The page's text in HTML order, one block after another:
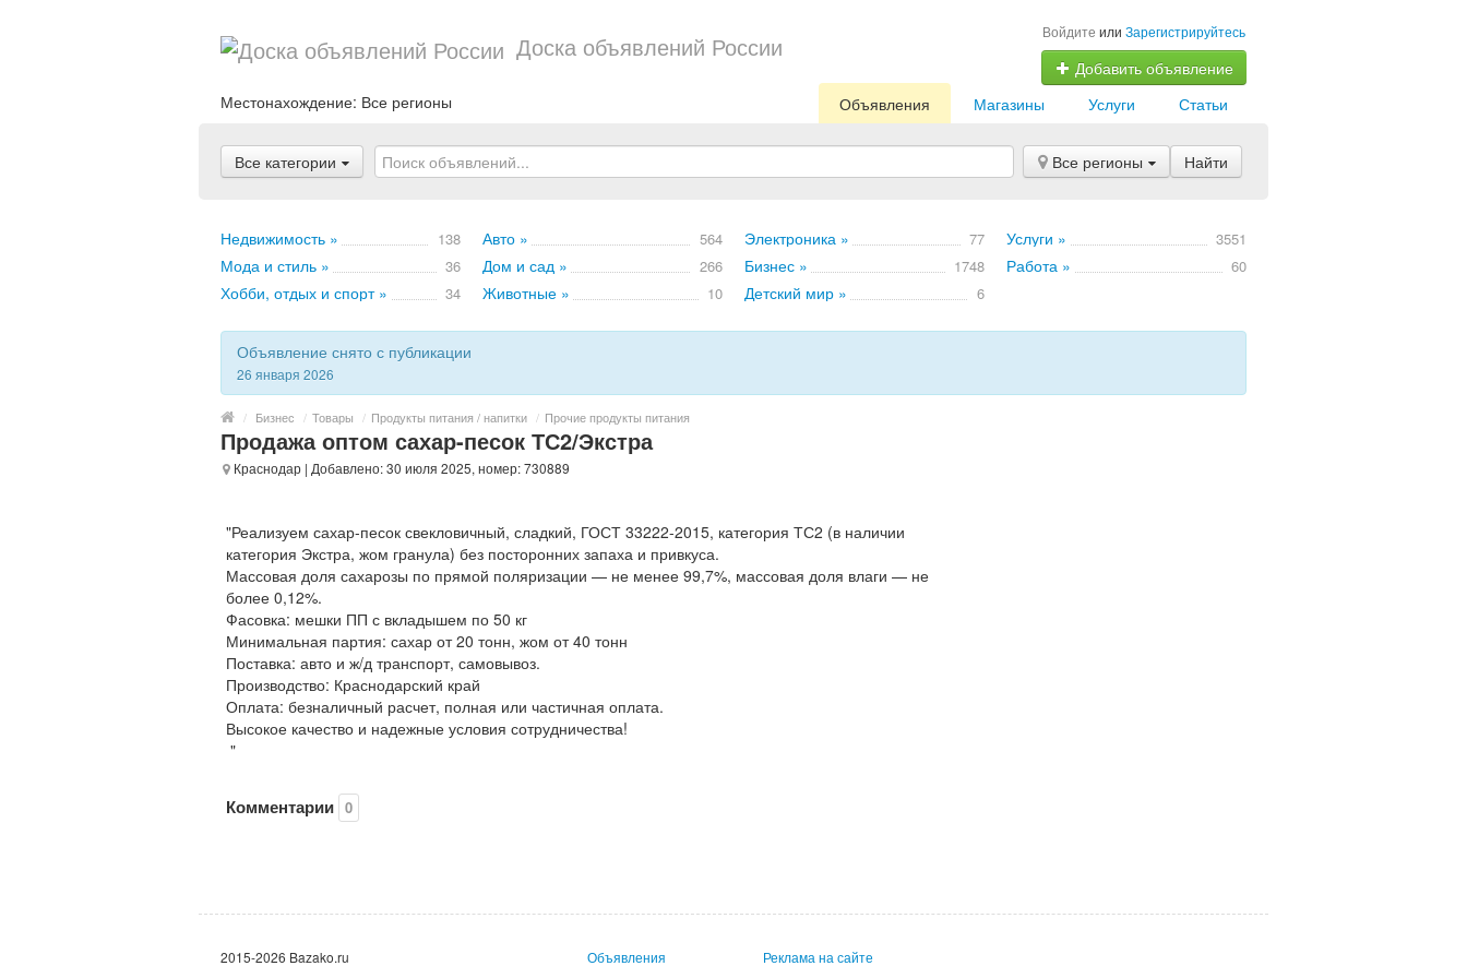
Доска объявлений России Войдите или Зарегистрируйтесь
Добавить объявление
Местонахождение: Все регионы Статьи
Услуги
Магазины
Объявления
Все категории Все регионы Найти
Недвижимость » 138 Авто » 564 Электроника » 77 Услуги » 3551
Мода и стиль » 36 Дом и сад » 266 Бизнес » 1748 Работа » 60
Хобби, отдых и спорт » 34 Животные » 10 Детский мир » 6
Объявление снято с публикации
26 января 2026
/ Бизнес / Товары / Продукты питания / напитки / Прочие продукты питания
Продажа оптом сахар-песок ТС2/Экстра
Краснодар | Добавлено: 30 июля 2025, номер: 730889
"Реализуем сахар-песок свекловичный, сладкий, ГОСТ 33222-2015, категория ТС2 (в наличии
категория Экстра, жом гранула) без посторонних запаха и привкуса.
Массовая доля сахарозы по прямой поляризации — не менее 99,7%, массовая доля влаги — не
более 0,12%.
Фасовка: мешки ПП с вкладышем по 50 кг
Минимальная партия: сахар от 20 тонн, жом от 40 тонн
Поставка: авто и ж/д транспорт, самовывоз.
Производство: Краснодарский край
Оплата: безналичный расчет, полная или частичная оплата.
Высокое качество и надежные условия сотрудничества!
"
Комментарии 0
2015-2026 Bazako.ru Объявления Реклама на сайте